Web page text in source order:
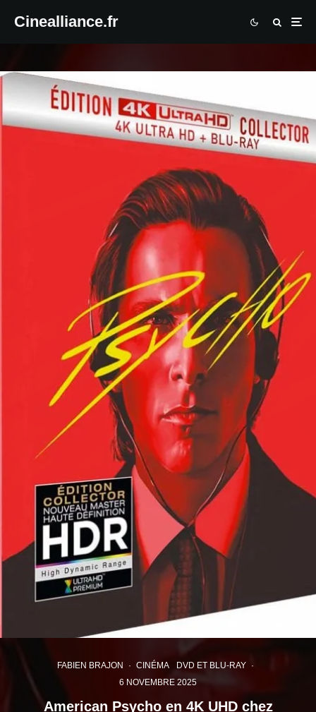
Cinealliance.fr
FABIEN BRAJON · CINÉMA DVD ET BLU-RAY ·
6 NOVEMBRE 2025
American Psycho en 4K UHD chez